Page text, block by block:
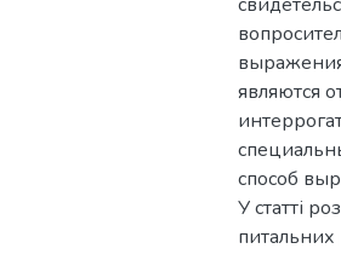
являются
способ
У статті
питальних